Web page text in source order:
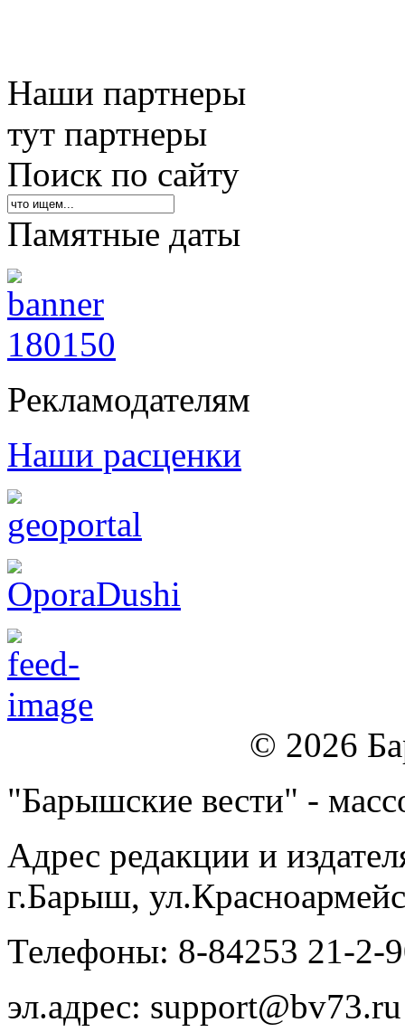
Наши партнеры
тут партнеры
Поиск по сайту
Памятные даты
Рекламодателям
Наши расценки
© 2026
"Барышские вести" -
Адрес редакции и
г.Барыш,
Телефоны: 8-84253 21-2-
эл.адрес: support@bv73.ru